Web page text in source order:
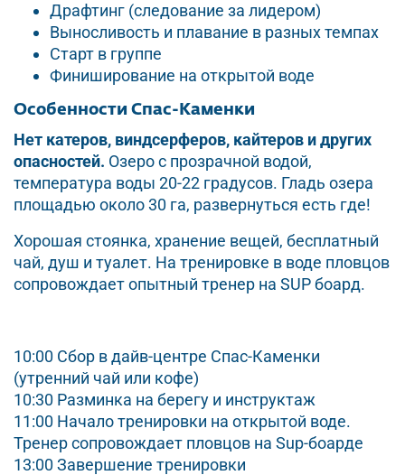
Драфтинг (следование за лидером)
Выносливость и плавание в разных темпах
Старт в группе
Финиширование на открытой воде
Особенности Спас-Каменки
Нет катеров, виндсерферов, кайтеров и других
опасностей. Озеро с прозрачной водой,
температура воды 20-22 градусов. Гладь озера
площадью около 30 га, развернуться есть где!
Хорошая стоянка, хранение вещей, бесплатный
чай, душ и туалет. На тренировке в воде пловцов
сопровождает опытный тренер на SUP боард.
10:00 Сбор в дайв-центре Спас-Каменки
(утренний чай или кофе)
10:30 Разминка на берегу и инструктаж
11:00 Начало тренировки на открытой воде.
Тренер сопровождает пловцов на Sup-боарде
13:00 Завершение тренировки